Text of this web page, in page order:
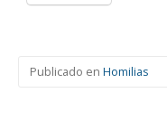
Publicado en Homilias